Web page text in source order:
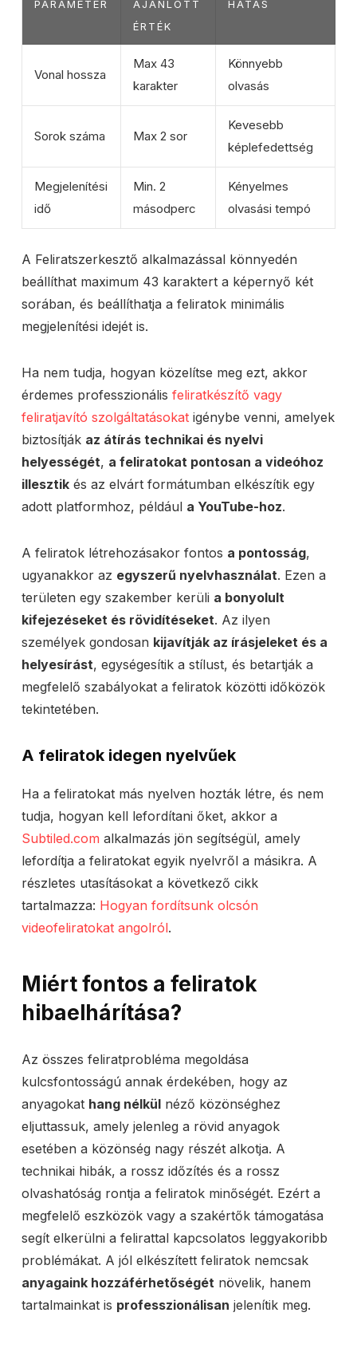
PARAMÉTER
AJÁNLOTT
ÉRTÉK
HATÁS
Vonal hossza
Max 43
karakter
Könnyebb
olvasás
Sorok száma Max 2 sor
Kevesebb
képlefedettség
Megjelenítési
idő
Min. 2
másodperc
Kényelmes
olvasási tempó
A Feliratszerkesztő alkalmazással könnyedén
beállíthat maximum 43 karaktert a képernyő két
sorában, és beállíthatja a feliratok minimális
megjelenítési idejét is.
Ha nem tudja, hogyan közelítse meg ezt, akkor
érdemes professzionális feliratkészítő vagy
feliratjavító szolgáltatásokat igénybe venni, amelyek
biztosítják az átírás technikai és nyelvi
helyességét, a feliratokat pontosan a videóhoz
illesztik és az elvárt formátumban elkészítik egy
adott platformhoz, például a YouTube-hoz.
A feliratok létrehozásakor fontos a pontosság,
ugyanakkor az egyszerű nyelvhasználat. Ezen a
területen egy szakember kerüli a bonyolult
kifejezéseket és rövidítéseket. Az ilyen
személyek gondosan kijavítják az írásjeleket és a
helyesírást, egységesítik a stílust, és betartják a
megfelelő szabályokat a feliratok közötti időközök
tekintetében.
A feliratok idegen nyelvűek
Ha a feliratokat más nyelven hozták létre, és nem
tudja, hogyan kell lefordítani őket, akkor a
Subtiled.com alkalmazás jön segítségül, amely
lefordítja a feliratokat egyik nyelvről a másikra. A
részletes utasításokat a következő cikk
tartalmazza: Hogyan fordítsunk olcsón
videofeliratokat angolról.
Miért fontos a feliratok
hibaelhárítása?
Az összes feliratprobléma megoldása
kulcsfontosságú annak érdekében, hogy az
anyagokat hang nélkül néző közönséghez
eljuttassuk, amely jelenleg a rövid anyagok
esetében a közönség nagy részét alkotja. A
technikai hibák, a rossz időzítés és a rossz
olvashatóság rontja a feliratok minőségét. Ezért a
megfelelő eszközök vagy a szakértők támogatása
segít elkerülni a felirattal kapcsolatos leggyakoribb
problémákat. A jól elkészített feliratok nemcsak
anyagaink hozzáférhetőségét növelik, hanem
tartalmainkat is professzionálisan jelenítik meg.